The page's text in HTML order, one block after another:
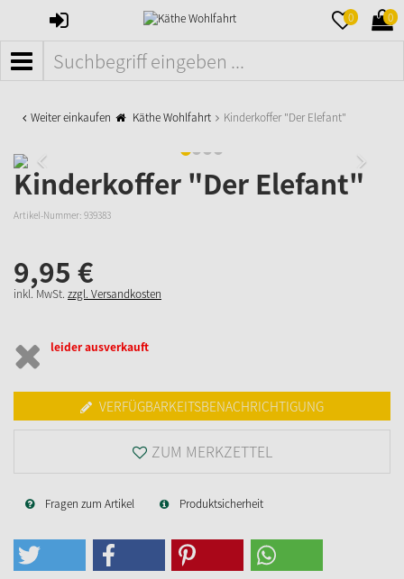
ANMELDEN 0 0
MENÜ
Weiter einkaufen Käthe Wohlfahrt Kinderkoffer "Der Elefant"
Kinderkoffer "Der Elefant"
Artikel-Nummer: 939383
9,95 €
inkl. MwSt. zzgl. Versandkosten
leider ausverkauft
VERFÜGBARKEITSBENACHRICHTIGUNG
ZUM MERKZETTEL
Fragen zum Artikel Produktsicherheit